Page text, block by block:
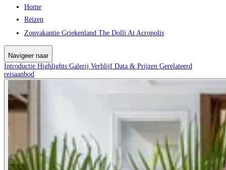
Home
Reizen
Zonvakantie Griekenland The Dolli At Acropolis
Navigeer naar
Introductie Highlights Galerij Verblijf Data & Prijzen Gerelateerd
reisaanbod